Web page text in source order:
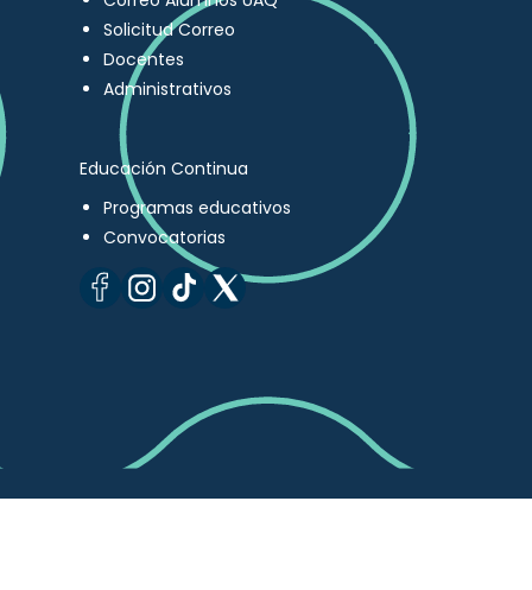
Solicitud Correo
Docentes
Administrativos
Educación Continua
Programas educativos
Convocatorias